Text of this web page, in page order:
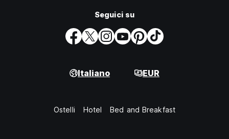
Seguici su
Italiano EUR
Ostelli Hotel Bed and Breakfast